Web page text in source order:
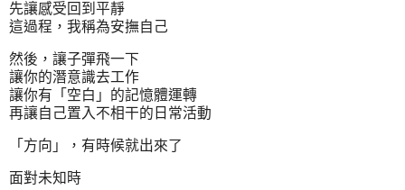
先讓感受回到平靜
這過程，我稱為安撫自己
然後，讓子彈飛一下
讓你的潛意識去工作
讓你有「空白」的記憶體運轉
再讓自己置入不相干的日常活動
「方向」，有時候就出來了
面對未知時